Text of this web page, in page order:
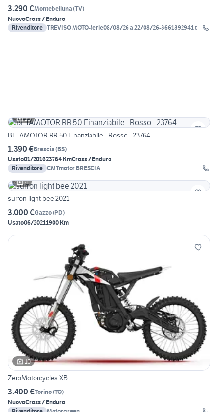
3.290 €Montebelluna (TV)
NuovoCross / Enduro
Rivenditore TREVISO MOTO-ferie08/08/26 a 22/08/26-3661392941 t
10
BETAMOTOR RR 50 Finanziabile - Rosso - 23764
1.390 €Brescia (BS)
Usato01/201623764 KmCross / Enduro
Rivenditore CMTmotor BRESCIA
4
surron light bee 2021
3.000 €Gazzo(PD)
Usato06/20211900 Km
10
ZeroMotorcycles XB
3.400 €Torino(TO)
NuovoCross / Enduro